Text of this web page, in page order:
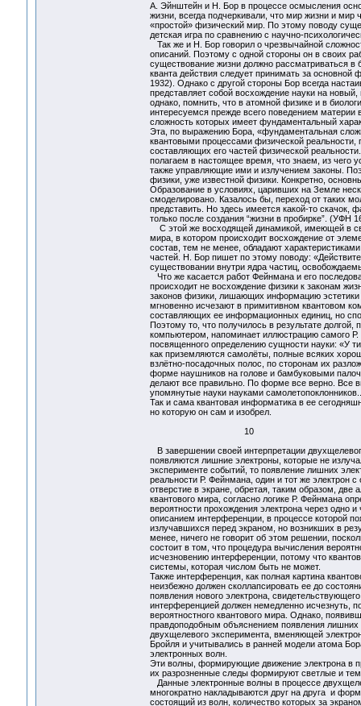
А. Эйнштейн и Н. Бор в процессе осмысления
жизни, всегда подчеркивали, что мир жизни и
«простой» физический мир. По этому поводу
детская игра по сравнению с научно-
Так же и Н. Бор говорил о чрезвычайной
описаний. Поэтому с одной стороны он в своих
существование жизни должно рассматриваться в
кванта действия следует принимать за
1932). Однако с другой стороны Бор всегда
представляет собой восхождение науки на
однако, помнить, что в атомной физике и в
интересуемся прежде всего поведением
сложность которых имеет фундаментальный
Эта, по выражению Бора, «фундаментальная
квантовыми процессами физической
составляющих его частей физической
полагаем в настоящее время, что знаем, из чего
также управляющие ими и излучением законы.
физики, уже известной физики. Конкретно,
Образование в условиях, царивших на Земле
смоделировано. Казалось бы, переход от таких
представить. Но здесь имеется какой-то скачок,
только после создания “жизни в пробирке”. (УФН
С этой же восходящей динамикой, имеющей в
мира, в котором происходит восхождение от
состав, тем не менее, обладают
частей. Н. Бор пишет по этому поводу:
существовании внутри ядра частиц,
Что же касается работ Фейнмана и его
происходит не восхождение физики к законам
законов физики, лишающих информацию
мгновенно исчезают в примитивном квантовом
составляющих ее информационных единиц, но
Поэтому то, что получилось в результате
компьютером, напоминает иллюстрацию самого
посвященного определению сущности науки: «У
как приземляются самолёты, полные всяких
взлётно-посадочных полос, по сторонам их
форме наушников на голове и бамбуковыми
делают все правильно. По форме все верно. Все
упомянутые науки науками
Так и сама квантовая информатика в ее
но которую он сам и изобрел.
10
В завершении своей интерпретации
появляются лишние электроны, которые не
эксперименте событий, то появление лишних
реальности Р. Фейнмана, один и тот же электрон
отверстие в экране, обретая, таким образом, две
квантового мира, согласно логике Р. Фейнмана
вероятности прохождения электрона через одно
описанием интерференции, в процессе которой
излучавшихся перед экраном, но возникших в
менее, ничего не говорит об этом решении,
состоит в том, что процедура вычисления
исчезновению интерференции, потому что
системы, которая числом быть не может.
Также интерференция, как полная картина
неизбежно должен сколлапсировать ее до
появления нового электрона,
интерференцией должен немедленно исчезнуть,
вероятностного квантового мира. Однако,
правдоподобным объяснением появления лишних
двухщелевого эксперимента, вменяющей
Бройля и учитывались в ранней модели атома
электронных волн.
Эти волны, формирующие движение электрона в
их разрозненные следы формируют светлые и
Данные электронные волны в процессе
многократно накладываются друг на друга и
состоящий из волн, количество которых за